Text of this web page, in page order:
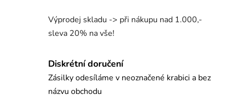
Výprodej skladu -> při nákupu nad 1.000,-
sleva 20% na vše!
Diskrétní doručení
Zásilky odesíláme v neoznačené krabici a bez
názvu obchodu